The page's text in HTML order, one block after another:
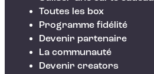
Toutes les box
Programme fidélité
Devenir partenaire
La communauté
Devenir creators